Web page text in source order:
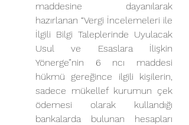
maddesine dayanılarak
hazırlanan “Vergi İncelemeleri ile
İlgili Bilgi Taleplerinde Uyulacak
Usul ve Esaslara İlişkin
Yönerge”nin 6 ncı maddesi
hükmü gereğince ilgili kişilerin,
sadece mükellef kurumun çek
ödemesi olarak kullandığı
bankalarda bulunan hesapları